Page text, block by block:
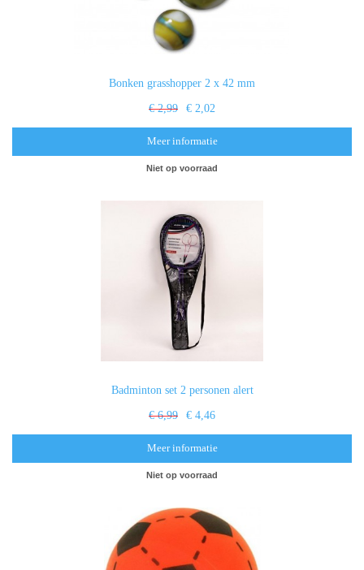
Bonken grasshopper 2 x 42 mm
€ 2,99 € 2,02
Meer informatie
Niet op voorraad
Badminton set 2 personen alert
€ 6,99 € 4,46
Meer informatie
Niet op voorraad